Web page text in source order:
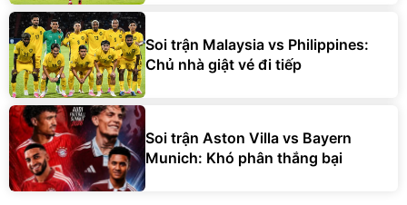
Soi trận Malaysia vs Philippines:
Chủ nhà giật vé đi tiếp
Soi trận Aston Villa vs Bayern
Munich: Khó phân thắng bại